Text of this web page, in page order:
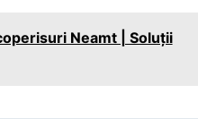
Neamt | Soluții